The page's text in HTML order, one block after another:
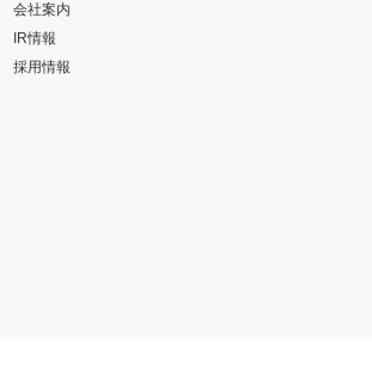
会社案内
IR情報
採用情報